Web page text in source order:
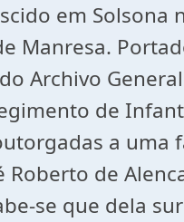
em
Manresa.
Archivo
de
a uma
Roberto de
se que dela